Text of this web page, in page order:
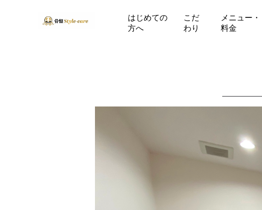
はじめての
方へ
こだ
わり
メニュー・
料金